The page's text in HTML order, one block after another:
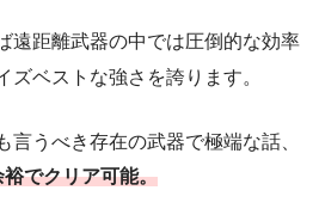
遠距離武器の中では圧倒的な効率
ズベストな強さを誇ります。
うべき存在の武器で極端な話、
でクリア可能。